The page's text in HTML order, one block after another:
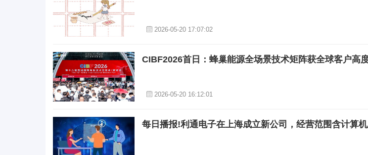
2026-05-20 17:07:02
CIBF2026首日：蜂巢能源全场景技术矩阵获全球客户高
2026-05-20 16:12:01
每日播报!利通电子在上海成立新公司，经营范围含计算